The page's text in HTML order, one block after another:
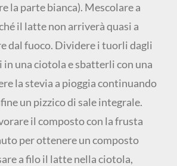
la parte bianca). Mescolare a
il latte non arriverà quasi a
dal fuoco. Dividere i tuorli dagli
una ciotola e sbatterli con una
la stevia a pioggia continuando
un pizzico di sale integrale.
il composto con la frusta
per ottenere un composto
a filo il latte nella ciotola,